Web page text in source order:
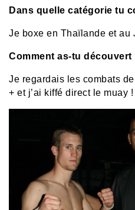
Dans quelle catégorie tu
Je boxe en Thaïlande et au
Comment as-tu découvert
Je regardais les combats
+ et j’ai kiffé direct le muay !